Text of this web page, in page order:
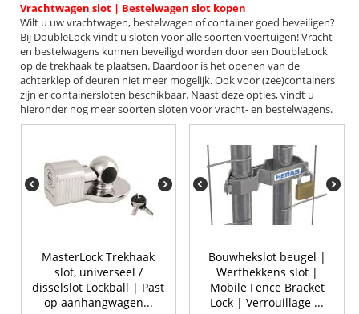
Vrachtwagen slot | Bestelwagen slot kopen
Wilt u uw vrachtwagen, bestelwagen of container goed beveiligen?
Bij DoubleLock vindt u sloten voor alle soorten voertuigen! Vracht-
en bestelwagens kunnen beveiligd worden door een DoubleLock
op de trekhaak te plaatsen. Daardoor is het openen van de
achterklep of deuren niet meer mogelijk. Ook voor (zee)containers
zijn er containersloten beschikbaar. Naast deze opties, vindt u
hieronder nog meer soorten sloten voor vracht- en bestelwagens.
MasterLock Trekhaak
slot, universeel /
disselslot Lockball | Past
op aanhangwagen...
Bouwhekslot beugel |
Werfhekkens slot |
Mobile Fence Bracket
Lock | Verrouillage ...